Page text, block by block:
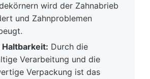
wird der Zahnabrieb
und Zahnproblemen
Haltbarkeit: Durch die
Verarbeitung und die
Verpackung ist das